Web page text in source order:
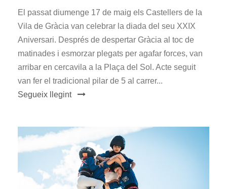
El passat diumenge 17 de maig els Castellers de la
Vila de Gràcia van celebrar la diada del seu XXIX
Aniversari. Després de despertar Gràcia al toc de
matinades i esmorzar plegats per agafar forces, van
arribar en cercavila a la Plaça del Sol. Acte seguit
van fer el tradicional pilar de 5 al carrer...
Segueix llegint